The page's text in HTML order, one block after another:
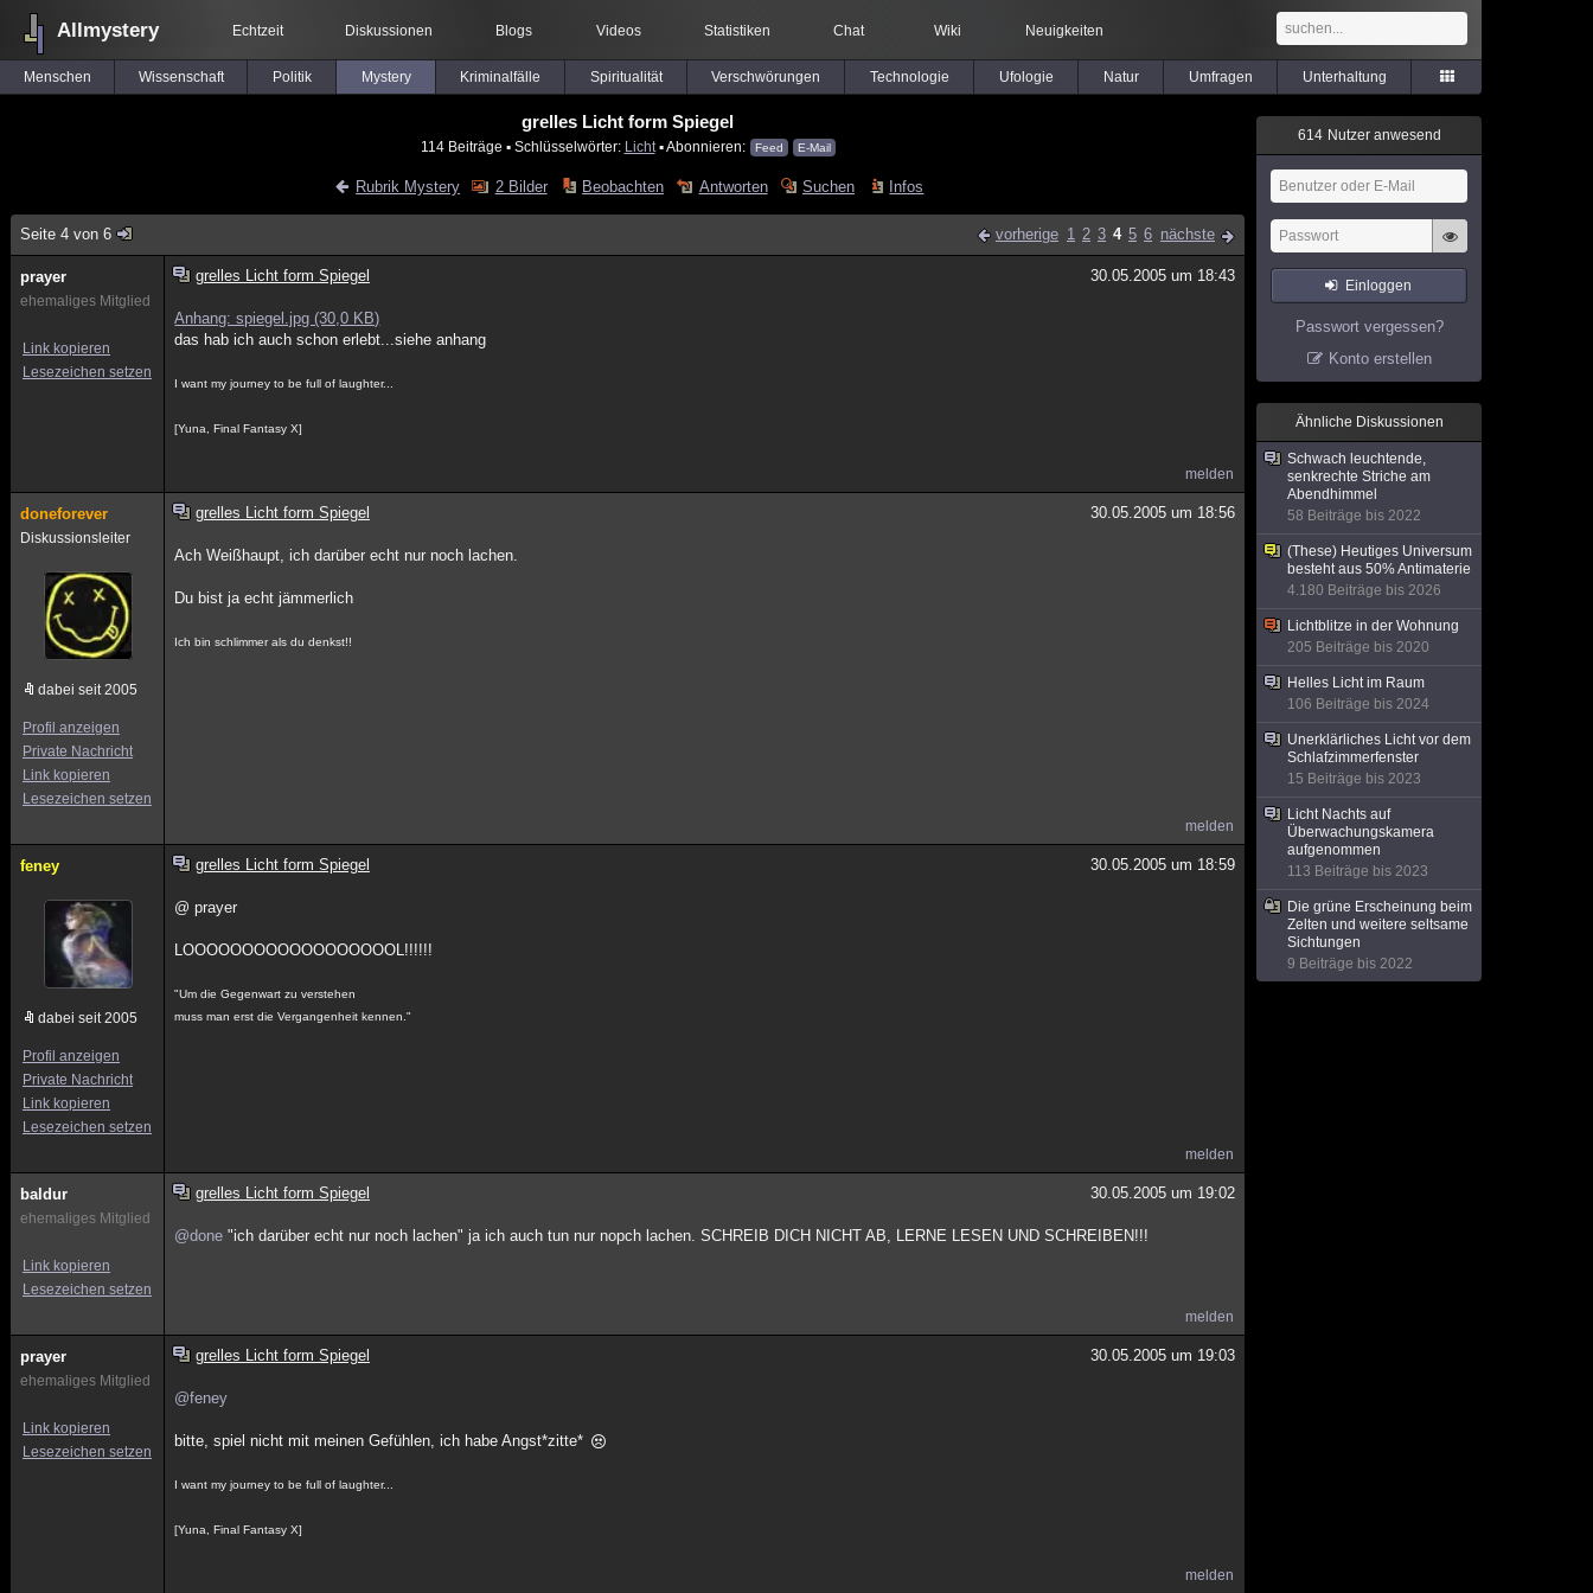
Allmystery Echtzeit Diskussionen Blogs Videos Statistiken Chat Wiki Neuigkeiten
Menschen Wissenschaft Politik Mystery Kriminalfälle Spiritualität Verschwörungen Technologie Ufologie Natur Umfragen Unterhaltung
grelles Licht form Spiegel
114 Beiträge ▪ Schlüsselwörter: Licht▪ Abonnieren: Feed E-Mail
Rubrik Mystery 2 Bilder Beobachten Antworten Suchen Infos
Seite 4 von 6 vorherige 1 2 3 4 5 6 nächste
prayer
ehemaliges Mitglied
Link kopieren
Lesezeichen setzen
grelles Licht form Spiegel 30.05.2005 um 18:43
Anhang: spiegel.jpg (30,0 KB)
das hab ich auch schon erlebt...siehe anhang
I want my journey to be full of laughter...
[Yuna, Final Fantasy X]
melden
doneforever
Diskussionsleiter
dabei seit 2005
Profil anzeigen
Private Nachricht
Link kopieren
Lesezeichen setzen
grelles Licht form Spiegel 30.05.2005 um 18:56
Ach Weißhaupt, ich darüber echt nur noch lachen.
Du bist ja echt jämmerlich
Ich bin schlimmer als du denkst!!
melden
feney
dabei seit 2005
Profil anzeigen
Private Nachricht
Link kopieren
Lesezeichen setzen
grelles Licht form Spiegel 30.05.2005 um 18:59
@ prayer
LOOOOOOOOOOOOOOOOOOL!!!!!!
"Um die Gegenwart zu verstehen
muss man erst die Vergangenheit kennen."
melden
baldur
ehemaliges Mitglied
Link kopieren
Lesezeichen setzen
grelles Licht form Spiegel 30.05.2005 um 19:02
@done "ich darüber echt nur noch lachen" ja ich auch tun nur nopch lachen. SCHREIB DICH NICHT AB, LERNE LESEN UND SCHREIBEN!!!
melden
prayer
ehemaliges Mitglied
Link kopieren
Lesezeichen setzen
grelles Licht form Spiegel 30.05.2005 um 19:03
@feney
bitte, spiel nicht mit meinen Gefühlen, ich habe Angst*zitte*
I want my journey to be full of laughter...
[Yuna, Final Fantasy X]
melden
614 Nutzer anwesend
Einloggen
Passwort vergessen?
Konto erstellen
Ähnliche Diskussionen
Schwach leuchtende,
senkrechte Striche am
Abendhimmel
58 Beiträge bis 2022
(These) Heutiges Universum
besteht aus 50% Antimaterie
4.180 Beiträge bis 2026
Lichtblitze in der Wohnung
205 Beiträge bis 2020
Helles Licht im Raum
106 Beiträge bis 2024
Unerklärliches Licht vor dem
Schlafzimmerfenster
15 Beiträge bis 2023
Licht Nachts auf
Überwachungskamera
aufgenommen
113 Beiträge bis 2023
Die grüne Erscheinung beim
Zelten und weitere seltsame
Sichtungen
9 Beiträge bis 2022